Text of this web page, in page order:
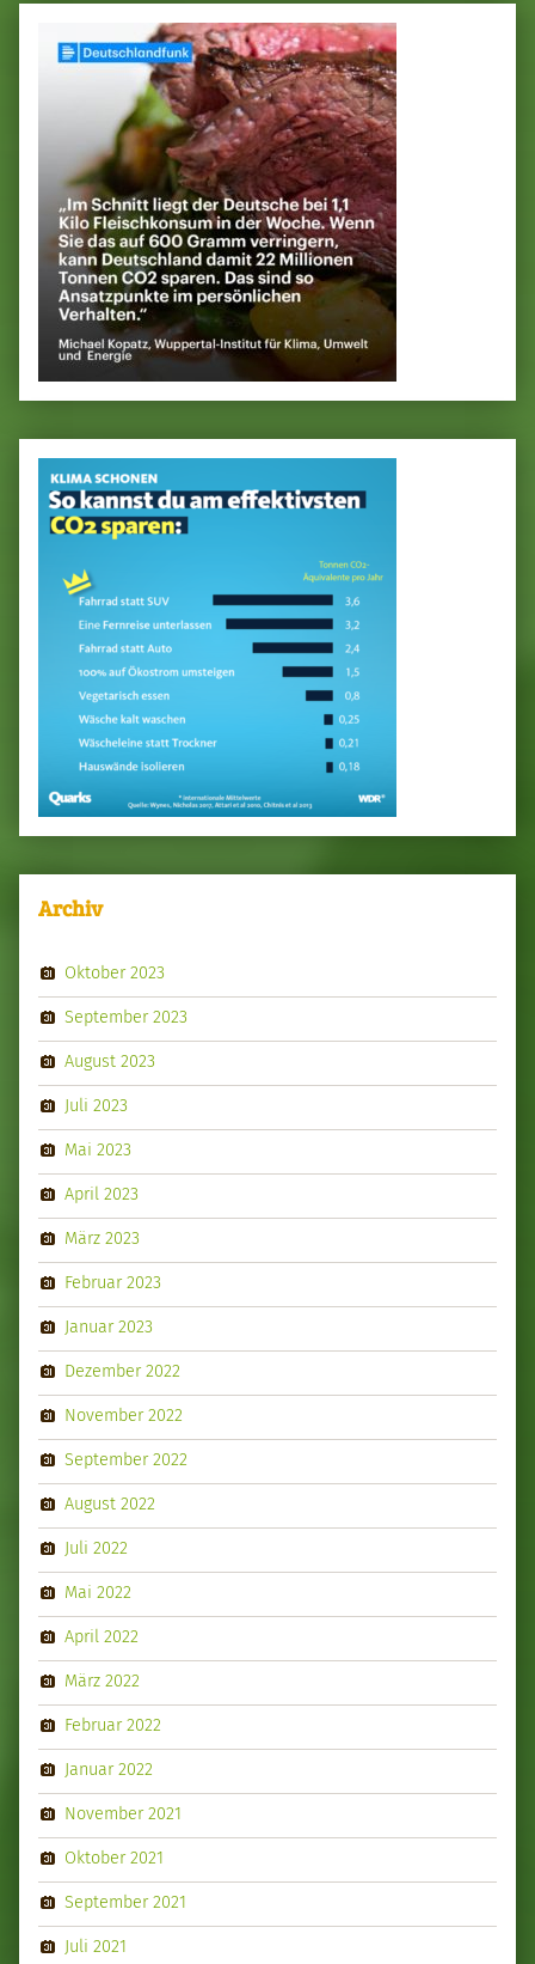
Archiv
Oktober 2023
September 2023
August 2023
Juli 2023
Mai 2023
April 2023
März 2023
Februar 2023
Januar 2023
Dezember 2022
November 2022
September 2022
August 2022
Juli 2022
Mai 2022
April 2022
März 2022
Februar 2022
Januar 2022
November 2021
Oktober 2021
September 2021
Juli 2021